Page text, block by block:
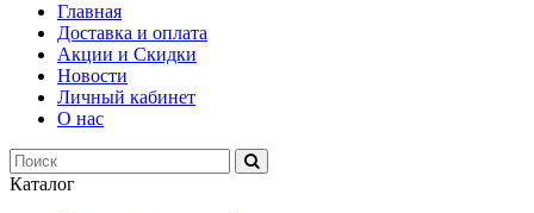
Главная
Доставка и оплата
Акции и Скидки
Новости
Личный кабинет
О нас
Каталог